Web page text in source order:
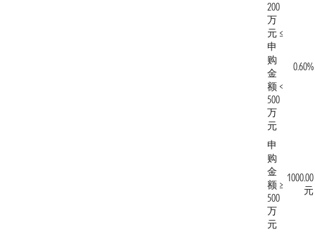
200
万
元 ≤
申
购
金
额 <
500
万
元
0.60%
申
购
金
额 ≥
500
万
元
1000.00
元